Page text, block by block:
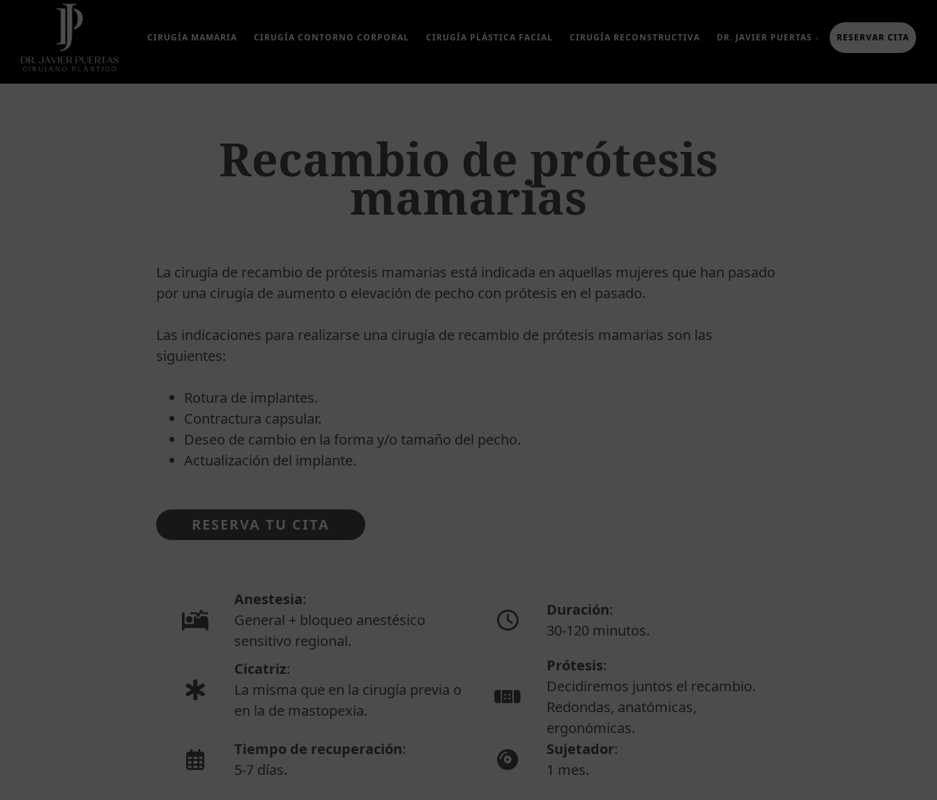
principal
página
CIRUGÍA MAMARIA CIRUGÍA CONTORNO CORPORAL CIRUGÍA PLÁSTICA FACIAL CIRUGÍA RECONSTRUCTIVA DR. JAVIER PUERTAS ↓ RESERVAR CITA
Recambio de prótesis
mamarias
La cirugía de recambio de prótesis mamarias está indicada en aquellas mujeres que han pasado
por una cirugía de aumento o elevación de pecho con prótesis en el pasado.
Las indicaciones para realizarse una cirugía de recambio de prótesis mamarias son las
siguientes:
Rotura de implantes.
Contractura capsular.
Deseo de cambio en la forma y/o tamaño del pecho.
Actualización del implante.
RESERVA TU CITA
Anestesia:
General + bloqueo anestésico
sensitivo regional.
Cicatriz:
La misma que en la cirugía previa o
en la de mastopexia.
Tiempo de recuperación:
5-7 días.
Duración:
30-120 minutos.
Prótesis:
Decidiremos juntos el recambio.
Redondas, anatómicas,
ergonómicas.
Sujetador:
1 mes.